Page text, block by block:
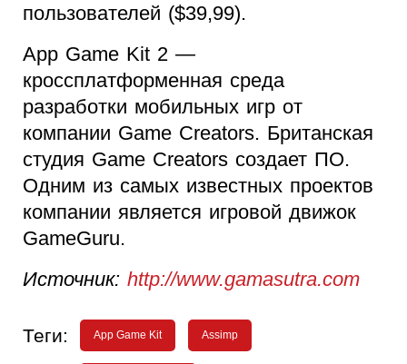
пользователей ($39,99).
App Game Kit 2 —
кроссплатформенная среда
разработки мобильных игр от
компании Game Creators. Британская
студия Game Creators создает ПО.
Одним из самых известных проектов
компании является игровой движок
GameGuru.
Источник: http://www.gamasutra.com
Теги: App Game Kit Assimp